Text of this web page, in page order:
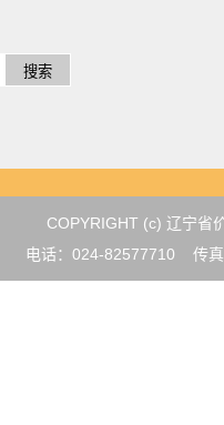
COPYRIGHT (c) 辽宁
电话：024-82577710 传